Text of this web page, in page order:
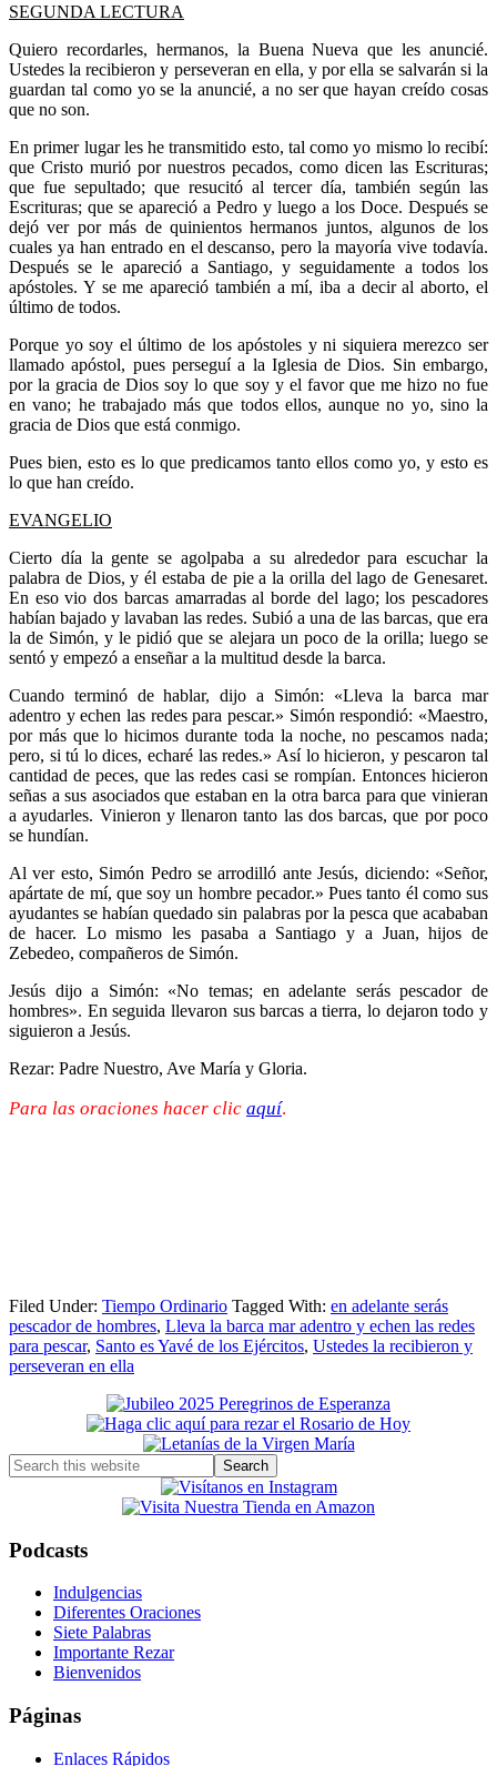
SEGUNDA LECTURA
Quiero recordarles, hermanos, la Buena Nueva que les anuncié.
Ustedes la recibieron y perseveran en ella, y por ella se salvarán si la
guardan tal como yo se la anuncié, a no ser que hayan creído cosas
que no son.
En primer lugar les he transmitido esto, tal como yo mismo lo recibí:
que Cristo murió por nuestros pecados, como dicen las Escrituras;
que fue sepultado; que resucitó al tercer día, también según las
Escrituras; que se apareció a Pedro y luego a los Doce. Después se
dejó ver por más de quinientos hermanos juntos, algunos de los
cuales ya han entrado en el descanso, pero la mayoría vive todavía.
Después se le apareció a Santiago, y seguidamente a todos los
apóstoles. Y se me apareció también a mí, iba a decir al aborto, el
último de todos.
Porque yo soy el último de los apóstoles y ni siquiera merezco ser
llamado apóstol, pues perseguí a la Iglesia de Dios. Sin embargo,
por la gracia de Dios soy lo que soy y el favor que me hizo no fue
en vano; he trabajado más que todos ellos, aunque no yo, sino la
gracia de Dios que está conmigo.
Pues bien, esto es lo que predicamos tanto ellos como yo, y esto es
lo que han creído.
EVANGELIO
Cierto día la gente se agolpaba a su alrededor para escuchar la
palabra de Dios, y él estaba de pie a la orilla del lago de Genesaret.
En eso vio dos barcas amarradas al borde del lago; los pescadores
habían bajado y lavaban las redes. Subió a una de las barcas, que era
la de Simón, y le pidió que se alejara un poco de la orilla; luego se
sentó y empezó a enseñar a la multitud desde la barca.
Cuando terminó de hablar, dijo a Simón: «Lleva la barca mar
adentro y echen las redes para pescar.» Simón respondió: «Maestro,
por más que lo hicimos durante toda la noche, no pescamos nada;
pero, si tú lo dices, echaré las redes.» Así lo hicieron, y pescaron tal
cantidad de peces, que las redes casi se rompían. Entonces hicieron
señas a sus asociados que estaban en la otra barca para que vinieran
a ayudarles. Vinieron y llenaron tanto las dos barcas, que por poco
se hundían.
Al ver esto, Simón Pedro se arrodilló ante Jesús, diciendo: «Señor,
apártate de mí, que soy un hombre pecador.» Pues tanto él como sus
ayudantes se habían quedado sin palabras por la pesca que acababan
de hacer. Lo mismo les pasaba a Santiago y a Juan, hijos de
Zebedeo, compañeros de Simón.
Jesús dijo a Simón: «No temas; en adelante serás pescador de
hombres». En seguida llevaron sus barcas a tierra, lo dejaron todo y
siguieron a Jesús.
Rezar: Padre Nuestro, Ave María y Gloria.
Para las oraciones hacer clic aquí.
Filed Under: Tiempo Ordinario Tagged With: en adelante serás
pescador de hombres, Lleva la barca mar adentro y echen las redes
para pescar, Santo es Yavé de los Ejércitos, Ustedes la recibieron y
perseveran en ella
Primary
Sidebar
Search
this
Podcasts
Indulgencias
Diferentes Oraciones
Siete Palabras
Importante Rezar
Bienvenidos
Páginas
Enlaces Rápidos